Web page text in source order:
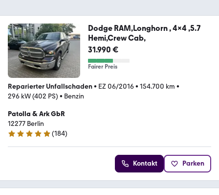
Dodge RAM,Longhorn , 4x4 ,5.7
Hemi,Crew Cab,
31.990 €
Fairer Preis
Reparierter Unfallschaden• EZ 06/2016• 154.700 km •
296 kW (402 PS) • Benzin
Patolla & Ark GbR
12277 Berlin
4.9 Sterne
(184)
Kontakt Parken